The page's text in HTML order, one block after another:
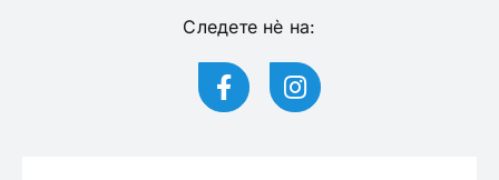
Следете нѐ на: